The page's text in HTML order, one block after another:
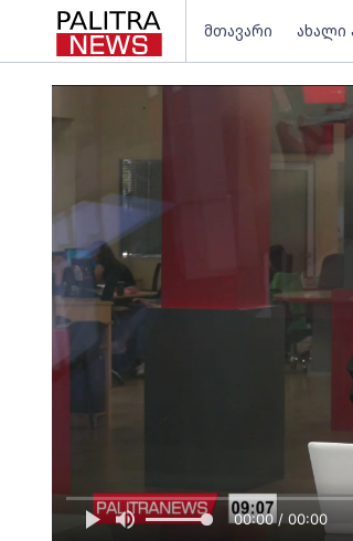
მთავარი ახალი
00:00 / 00:00